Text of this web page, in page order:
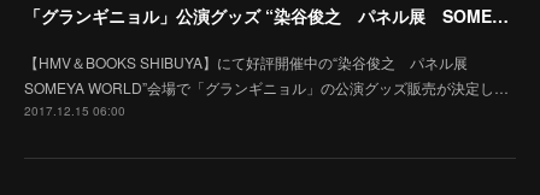
「グランギニョル」公演グッズ “染谷俊之 パネル展 SOMEYA WORLD”にて販売決定！
【HMV＆BOOKS SHIBUYA】にて好評開催中の“染谷俊之 パネル展
SOMEYA WORLD”会場で「グランギニョル」の公演グッズ販売が決定し…
2017.12.15 06:00